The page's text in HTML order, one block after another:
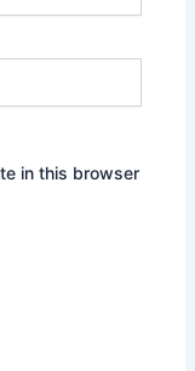
in this browser